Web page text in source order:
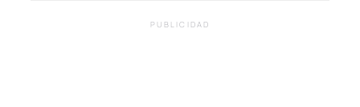
PUBLICIDAD